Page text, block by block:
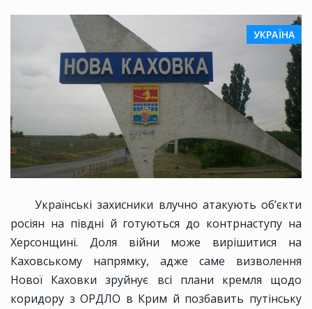
УКРАЇНА
Українські захисники влучно атакують об’єкти
росіян на півдні й готуються до контрнаступу на
Херсонщині. Доля війни може вирішитися на
Каховському напрямку, адже саме визволення
Нової Каховки зруйнує всі плани кремля щодо
коридору з ОРДЛО в Крим й позбавить путінську